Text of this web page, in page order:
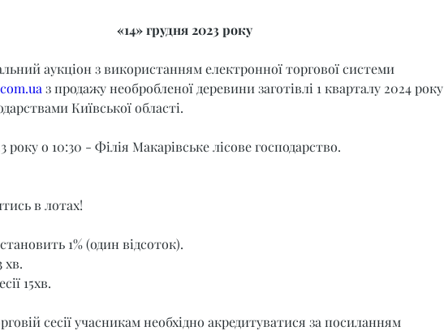
«14» грудня 2023 року
аукціон з використанням електронної торгової системи
з продажу необробленої деревини заготівлі 1 кварталу 2024 року
Київської області.
року о 10:30 - Філія Макарівське лісове господарство.
в лотах!
1% (один відсоток).
хв.
15хв.
сесії учасникам необхідно акредитуватися за посиланням